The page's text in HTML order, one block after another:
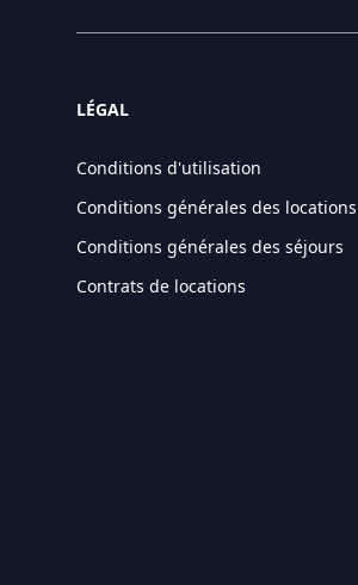
LÉGAL
Conditions d'utilisation
Conditions générales des locations
Conditions générales des séjours
Contrats de locations